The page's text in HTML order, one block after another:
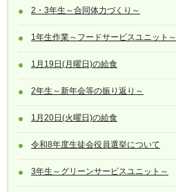
2・3年生～合同体力づくり～
1年生作業～フードサービスユニット～
1月19日(月曜日)の給食
2年生～新年会等の振り返り～
1月20日(火曜日)の給食
令和8年度生徒会役員選挙について
3年生～グリーンサービスユニット～